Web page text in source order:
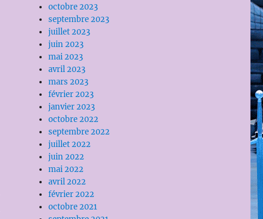
octobre 2023
septembre 2023
juillet 2023
juin 2023
mai 2023
avril 2023
mars 2023
février 2023
janvier 2023
octobre 2022
septembre 2022
juillet 2022
juin 2022
mai 2022
avril 2022
février 2022
octobre 2021